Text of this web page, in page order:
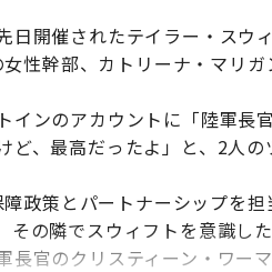
日開催されたテイラー・スウ
性幹部、カトリーナ・マリガ
インのアカウントに「陸軍長
ど、最高だったよ」と、2人
政策とパートナーシップを
その隣でスウィフトを意識し
長官のクリスティーン・ワー